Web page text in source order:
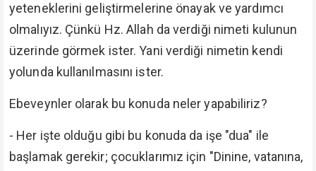
yeteneklerini geliştirmelerine önayak ve yardımcı
olmalıyız. Çünkü Hz. Allah da verdiği nimeti kulunun
üzerinde görmek ister. Yani verdiği nimetin kendi
yolunda kullanılmasını ister.
Ebeveynler olarak bu konuda neler yapabiliriz?
- Her işte olduğu gibi bu konuda da işe "dua" ile
başlamak gerekir; çocuklarımız için "Dinine, vatanına,